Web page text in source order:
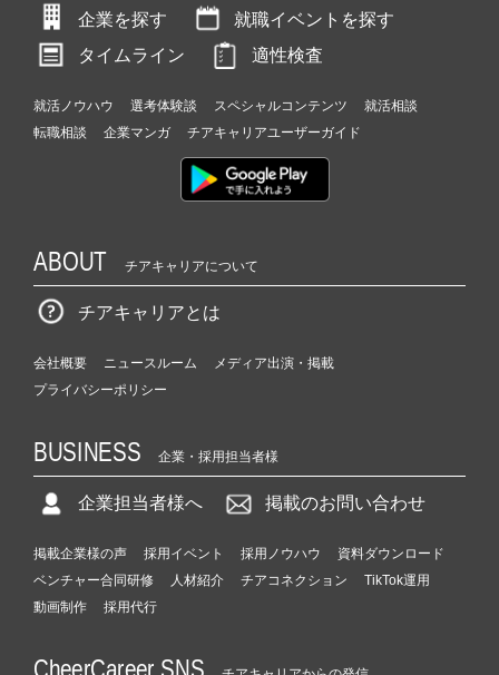
企業を探す
就職イベントを探す
タイムライン
適性検査
就活ノウハウ 選考体験談 スペシャルコンテンツ
就活相談
転職相談
企業マンガ チアキャリアユーザーガイド
ABOUT チアキャリアについて
チアキャリアとは
会社概要 ニュースルーム
メディア出演・掲載
プライバシーポリシー
BUSINESS 企業・採用担当者様
企業担当者様へ 掲載のお問い合わせ
掲載企業様の声 採用イベント 採用ノウハウ
資料ダウンロード
ベンチャー合同研修
人材紹介 チアコネクション
TikTok運用
動画制作
採用代行
CheerCareer SNS